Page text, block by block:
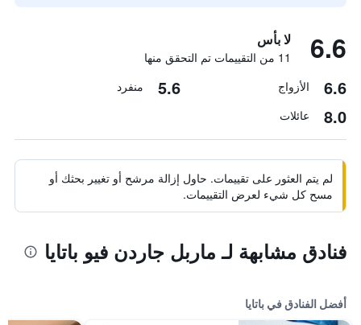
6.6 لا بأس
11 من التقييمات تم التحقق منها
6.6 الأزواج 5.6 منفرد
8.0 عائلات
لم يتم العثور على تقييمات. حاول إزالة مرشح أو تغيير بحثك أو
مسح كل شيء لعرض التقييمات.
فنادق مشابهة لـ ماربل جاردن فيو باتايا
أفضل الفنادق في باتايا